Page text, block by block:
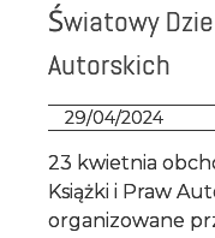
Światowy
Autorskich
29/04/2024
23 kwietnia
Książki i Praw
organizowane